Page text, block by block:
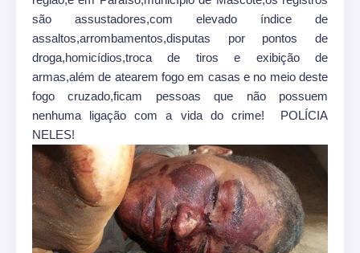
são assustadores,com elevado índice de
assaltos,arrombamentos,disputas por pontos de
droga,homicídios,troca de tiros e exibição de
armas,além de atearem fogo em casas e no meio deste
fogo cruzado,ficam pessoas que não possuem
nenhuma ligação com a vida do crime! POLÍCIA
NELES!